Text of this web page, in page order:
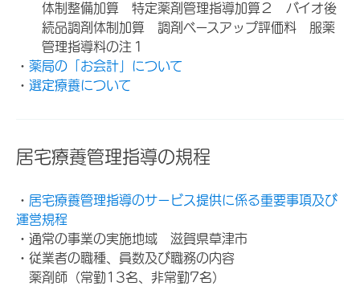
体制整備加算 特定薬剤管理指導加算２ バイオ後
続品調剤体制加算 調剤ベースアップ評価料 服薬
管理指導料の注１
・ 薬局の「お会計」について
・ 選定療養について
居宅療養管理指導の規程
・ 居宅療養管理指導のサービス提供に係る重要事項及び
運営規程
・通常の事業の実施地域 滋賀県草津市
・従業者の職種、員数及び職務の内容
薬剤師（常勤13名、非常勤7名）